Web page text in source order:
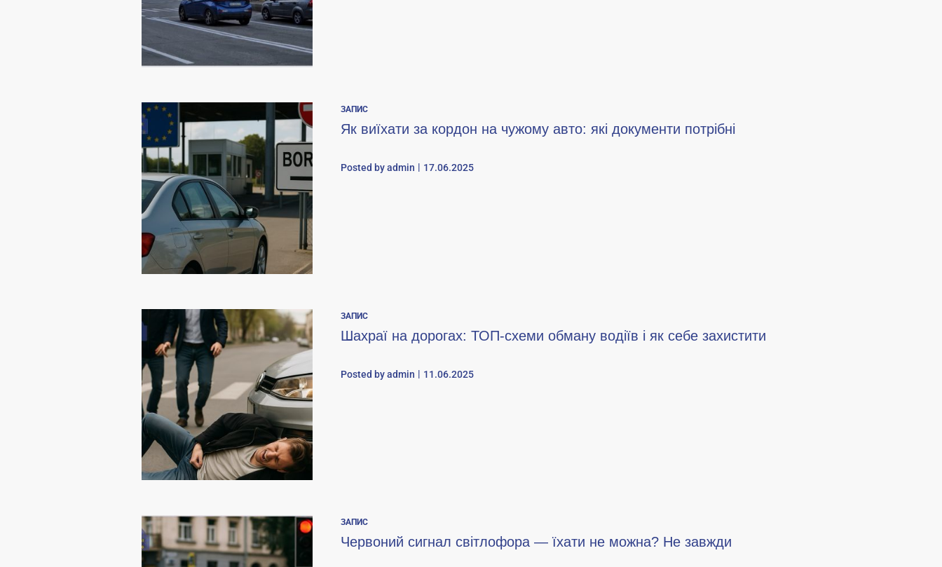
ЗАПИС
Як виїхати за кордон на чужому авто: які документи потрібні
Posted byadmin 17.06.2025
ЗАПИС
Шахраї на дорогах: ТОП-схеми обману водіїв і як себе захистити
Posted byadmin 11.06.2025
ЗАПИС
Червоний сигнал світлофора — їхати не можна? Не завжди